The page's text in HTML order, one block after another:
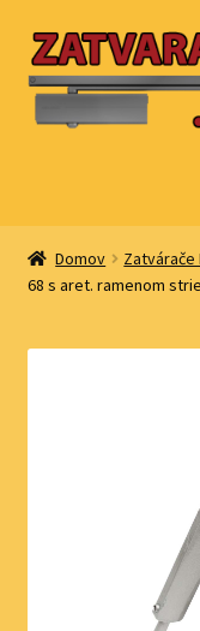
Preskočiť
na
navigáciu
Preskočiť
na
obsah
Zatvárače DORMA
Zatvárače DECENTIS
Zatvárače BRANO
Domov Zatvárače
68 s aret. ramenom